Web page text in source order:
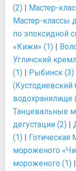
(2) | Мастер-
Мастер-классы
по эпоксидной
«Кижи» (1) |
Угличский
(1) | Рыбинск (3)
(Кустодиевский
водохранилище
Танцевальные
дегустации (2) |
(1) | Готическая
мороженого
мороженого (1) |